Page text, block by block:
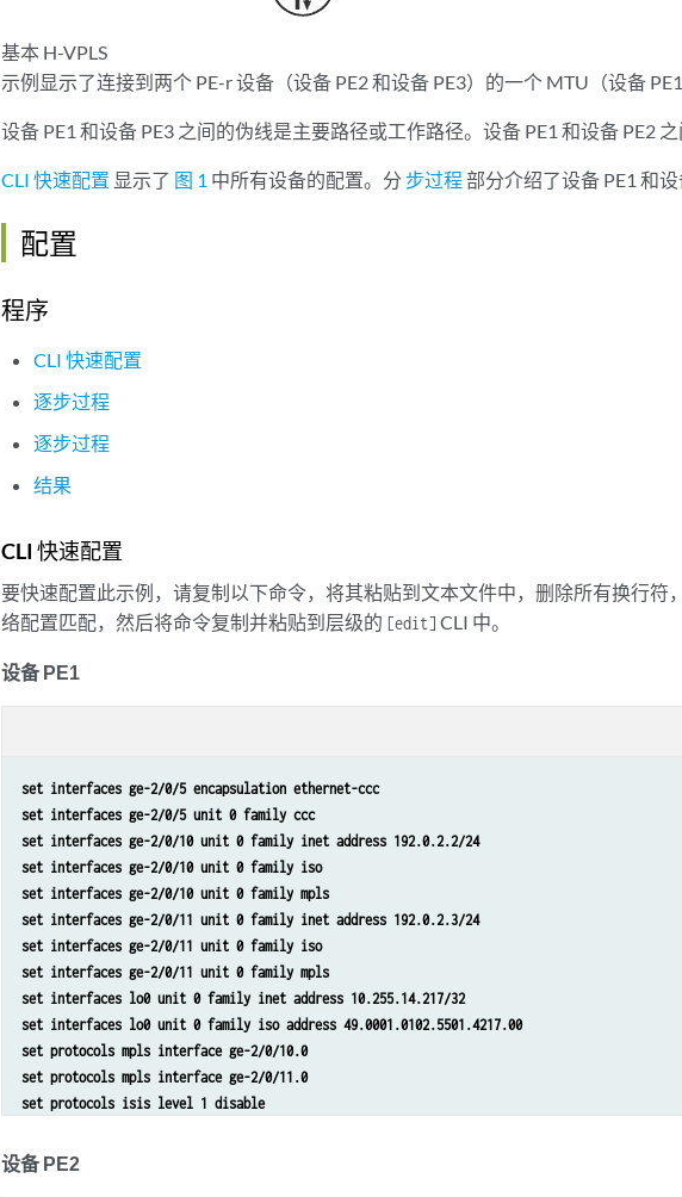
基本 H-VPLS
示例显示了连接到两个 PE-r 设备（设备 PE2 和设备 PE3）的一个 MTU（设备
设备 PE1 和设备 PE3 之间的伪线是主要路径或工作路径。设备 PE1 和设备 PE2
CLI 快速配置 显示了 图 1 中所有设备的配置。分 步过程 部分介绍了设备 PE1 和
配置
程序
CLI 快速配置
逐步过程
逐步过程
结果
CLI 快速配置
要快速配置此示例，请复制以下命令，将其粘贴到文本文件中，删除所有换行符
络配置匹配，然后将命令复制并粘贴到层级的 [edit] CLI 中。
设备 PE1
set interfaces ge-2/0/5 encapsulation ethernet-ccc
set interfaces ge-2/0/5 unit 0 family ccc
set interfaces ge-2/0/10 unit 0 family inet address 192.0.2.2/24
set interfaces ge-2/0/10 unit 0 family iso
set interfaces ge-2/0/10 unit 0 family mpls
set interfaces ge-2/0/11 unit 0 family inet address 192.0.2.3/24
set interfaces ge-2/0/11 unit 0 family iso
set interfaces ge-2/0/11 unit 0 family mpls
set interfaces lo0 unit 0 family inet address 10.255.14.217/32
set interfaces lo0 unit 0 family iso address 49.0001.0102.5501.4217.00
set protocols mpls interface ge-2/0/10.0
set protocols mpls interface ge-2/0/11.0
set protocols isis level 1 disable
set protocols isis interface ge-2/0/11.0
设备 PE2